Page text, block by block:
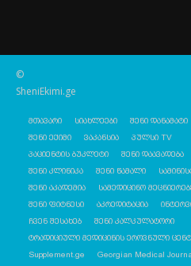
©
SheniEkimi.ge
მთავარი სიახლეები შენი დანამატი
შენი ექიმი
ვაკანსია
პულსი TV
პაციენტის ბუკლეტი
შენი დაავადება
შენი კლინიკა
შენი წამალი
შენი აკადემია
სამედიცინო
შენი ფიტნესი
აკრედიტაცია
ჩვენ შესახებ
შენი კალკულატორი
ტრადიციული მედიცინის ეროვნული
Supplement.ge
Georgian Medical